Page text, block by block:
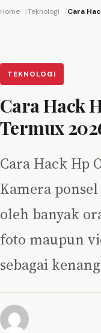
Home Teknologi Cara
TEKNOLOGI
Cara Hack
Termux
Cara Hack Hp
Kamera
oleh banyak
foto maupun
sebagai